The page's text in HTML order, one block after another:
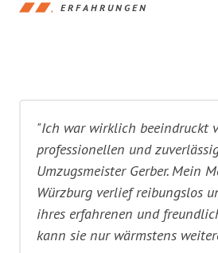
ERFAHRUNGEN
"Ich war wirklich beeindruckt
professionellen und
Umzugsmeister Gerber. Mein
Würzburg verlief reibungslos
ihres erfahrenen und
kann sie nur wärmstens